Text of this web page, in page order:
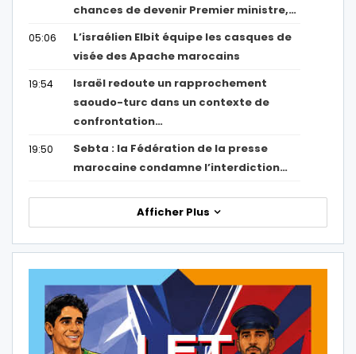
chances de devenir Premier ministre,…
05:06
L’israélien Elbit équipe les casques de
visée des Apache marocains
19:54
Israël redoute un rapprochement
saoudo-turc dans un contexte de
confrontation…
19:50
Sebta : la Fédération de la presse
marocaine condamne l’interdiction…
Afficher Plus